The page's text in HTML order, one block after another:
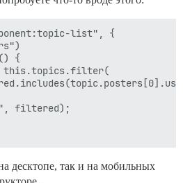
list", {
{
filtered);
десктопе, так и на мобильных